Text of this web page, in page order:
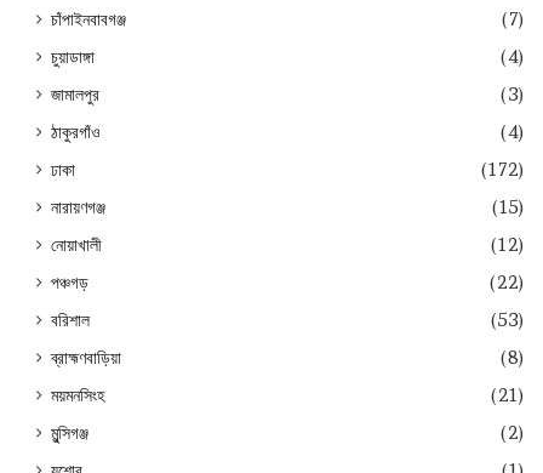
চাঁপাইনবাবগঞ্জ
(7)
চুয়াডাঙ্গা
(4)
জামালপুর
(3)
ঠাকুরগাঁও
(4)
ঢাকা
(172)
নারায়ণগঞ্জ
(15)
নোয়াখালী
(12)
পঞ্চগড়
(22)
বরিশাল
(53)
ব্রাহ্মণবাড়িয়া
(8)
ময়মনসিংহ
(21)
মুন্সিগঞ্জ
(2)